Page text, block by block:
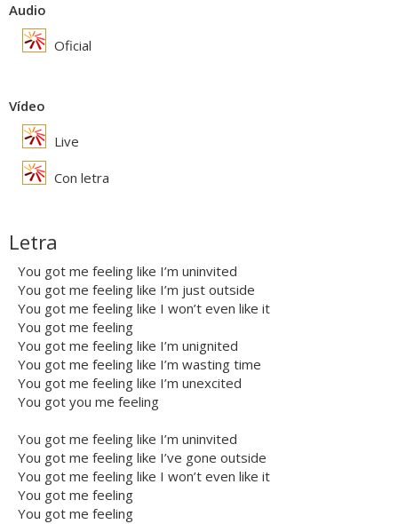
Audio
Oficial
Vídeo
Live
Con letra
Letra
You got me feeling like I’m uninvited
You got me feeling like I’m just outside
You got me feeling like I won’t even like it
You got me feeling
You got me feeling like I’m unignited
You got me feeling like I’m wasting time
You got me feeling like I’m unexcited
You got you me feeling
You got me feeling like I’m uninvited
You got me feeling like I’ve gone outside
You got me feeling like I won’t even like it
You got me feeling
You got me feeling